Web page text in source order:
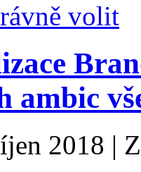
volit
ambic
2018 |